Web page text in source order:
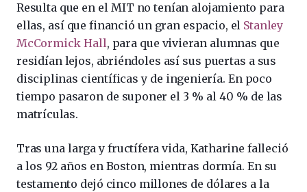
Resulta que en el MIT no tenían alojamiento para
ellas, así que financió un gran espacio, el Stanley
McCormick Hall, para que vivieran alumnas que
residían lejos, abriéndoles así sus puertas a sus
disciplinas científicas y de ingeniería. En poco
tiempo pasaron de suponer el 3 % al 40 % de las
matrículas.
Tras una larga y fructífera vida, Katharine falleció
a los 92 años en Boston, mientras dormía. En su
testamento dejó cinco millones de dólares a la